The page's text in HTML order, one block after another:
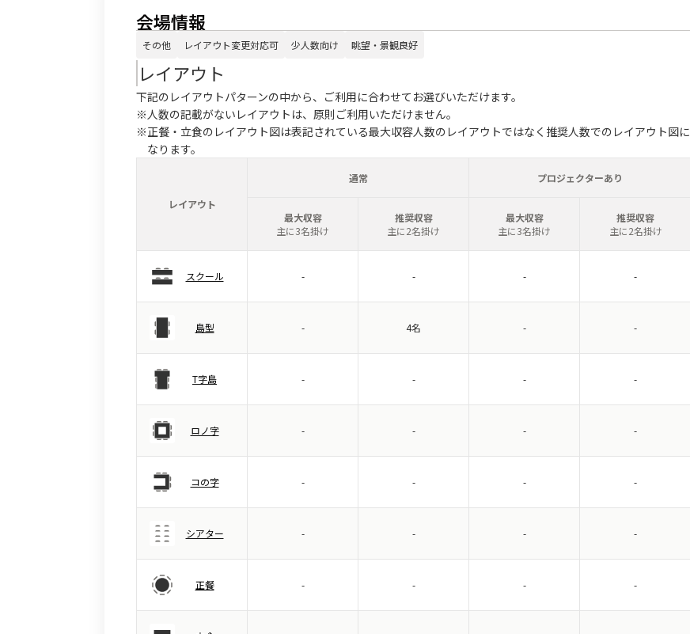
会場情報
その他 レイアウト変更対応可 少人数向け 眺望・景観良好
レイアウト
下記のレイアウトパターンの中から、ご利用に合わせてお選びいただけます。
※人数の記載がないレイアウトは、原則ご利用いただけません。
※正餐・立食のレイアウト図は表記されている最大収容人数のレイアウトではなく推奨人数でのレイアウト図に
なります。
レイアウト
通常 プロジェクターあり
最大収容
主に3名掛け
推奨収容
主に2名掛け
最大収容
主に3名掛け
推奨収容
主に2名掛け
スクール - - - -
島型 - 4名 - -
T字島 - - - -
ロノ字 - - - -
コの字 - - - -
シアター - - - -
正餐 - - - -